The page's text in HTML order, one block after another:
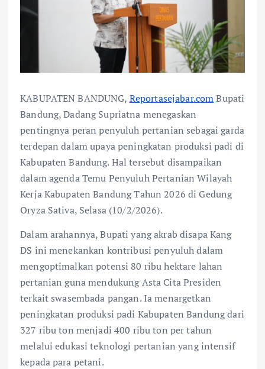
KABUPATEN BANDUNG, Reportasejabar.comBupati
Bandung, Dadang Supriatna menegaskan
pentingnya peran penyuluh pertanian sebagai garda
terdepan dalam upaya peningkatan produksi padi di
Kabupaten Bandung. Hal tersebut disampaikan
dalam agenda Temu Penyuluh Pertanian Wilayah
Kerja Kabupaten Bandung Tahun 2026 di Gedung
Oryza Sativa, Selasa (10/2/2026).
Dalam arahannya, Bupati yang akrab disapa Kang
DS ini menekankan kontribusi penyuluh dalam
mengoptimalkan potensi 80 ribu hektare lahan
pertanian guna mendukung Asta Cita Presiden
terkait swasembada pangan. Ia menargetkan
peningkatan produksi padi Kabupaten Bandung dari
327 ribu ton menjadi 400 ribu ton per tahun
melalui edukasi teknologi pertanian yang intensif
kepada para petani.